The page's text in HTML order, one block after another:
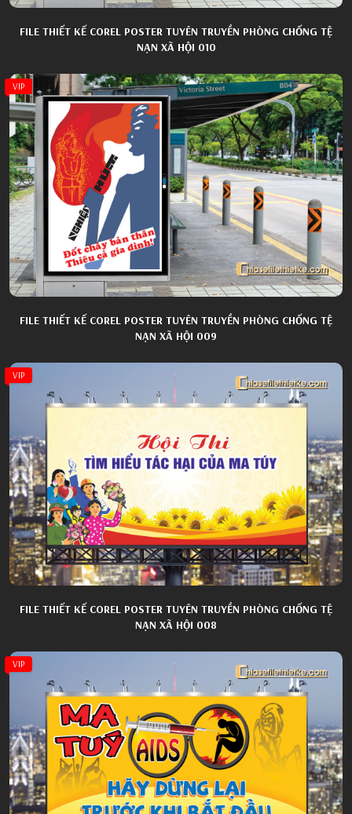
FILE THIẾT KẾ COREL POSTER TUYÊN TRUYỀN PHÒNG CHỐNG TỆ
NẠN XÃ HỘI 010
VIP
FILE THIẾT KẾ COREL POSTER TUYÊN TRUYỀN PHÒNG CHỐNG TỆ
NẠN XÃ HỘI 009
VIP
FILE THIẾT KẾ COREL POSTER TUYÊN TRUYỀN PHÒNG CHỐNG TỆ
NẠN XÃ HỘI 008
VIP